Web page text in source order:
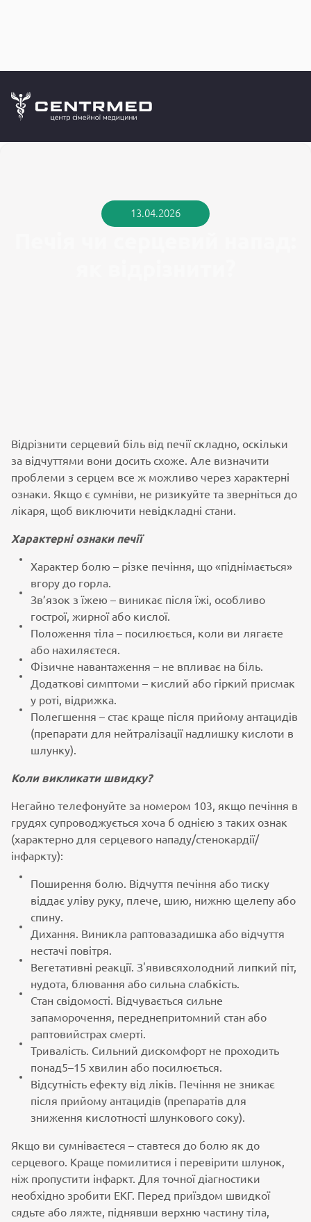
CENTRMED: Задай питання лікарю онлайн
13.04.2026
Відрізнити серцевий біль від печії складно, оскільки
за відчуттями вони досить схоже. Але визначити
проблеми з серцем все ж можливо через характерні
ознаки. Якщо є сумніви, не ризикуйте та зверніться до
лікаря, щоб виключити невідкладні стани.
Характерні ознаки печії
Характер болю – різке печіння, що «піднімається»
вгору до горла.
Зв’язок з їжею – виникає після їжі, особливо
гострої, жирної або кислої.
Положення тіла – посилюється, коли ви лягаєте
або нахиляєтеся.
Фізичне навантаження – не впливає на біль.
Додаткові симптоми – кислий або гіркий присмак
у роті, відрижка.
Полегшення – стає краще після прийому антацидів
(препарати для нейтралізації надлишку кислоти в
шлунку).
Коли викликати швидку?
Негайно телефонуйте за номером 103, якщо печіння в
грудях супроводжується хоча б однією з таких ознак
(характерно для серцевого нападу/стенокардії/
інфаркту):
Поширення болю. Відчуття печіння або тиску
віддає уліву руку, плече, шию, нижню щелепу або
спину.
Дихання. Виникла раптовазадишка або відчуття
нестачі повітря.
Вегетативні реакції. З'явивсяхолодний липкий піт,
нудота, блювання або сильна слабкість.
Стан свідомості. Відчувається сильне
запаморочення, переднепритомний стан або
раптовийстрах смерті.
Тривалість. Сильний дискомфорт не проходить
понад5–15 хвилин або посилюється.
Відсутність ефекту від ліків. Печіння не зникає
після прийому антацидів (препаратів для
зниження кислотності шлункового соку).
Якщо ви сумніваєтеся – ставтеся до болю як до
серцевого. Краще помилитися і перевірити шлунок,
ніж пропустити інфаркт. Для точної діагностики
необхідно зробити ЕКГ. Перед приїздом швидкої
сядьте або ляжте, піднявши верхню частину тіла,